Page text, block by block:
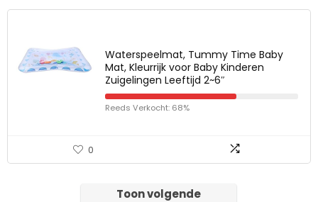
Waterspeelmat, Tummy Time Baby
Mat, Kleurrijk voor Baby Kinderen
Zuigelingen Leeftijd 2~6″
Reeds Verkocht: 68%
0
Toon volgende